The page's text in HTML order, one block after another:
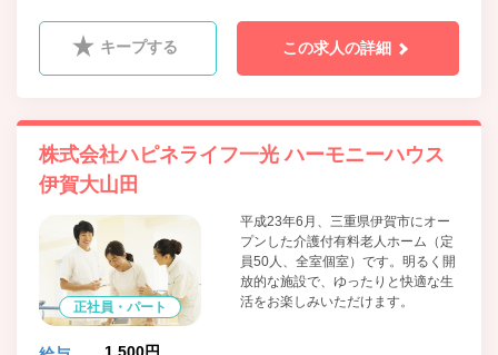
キープする この求人の詳細
株式会社ハピネライフ一光 ハーモニーハウス
伊賀大山田
正社員・パート
平成23年6月、三重県伊賀市にオー
プンした介護付有料老人ホーム（定
員50人、全室個室）です。明るく開
放的な施設で、ゆったりと快適な生
活をお楽しみいただけます。